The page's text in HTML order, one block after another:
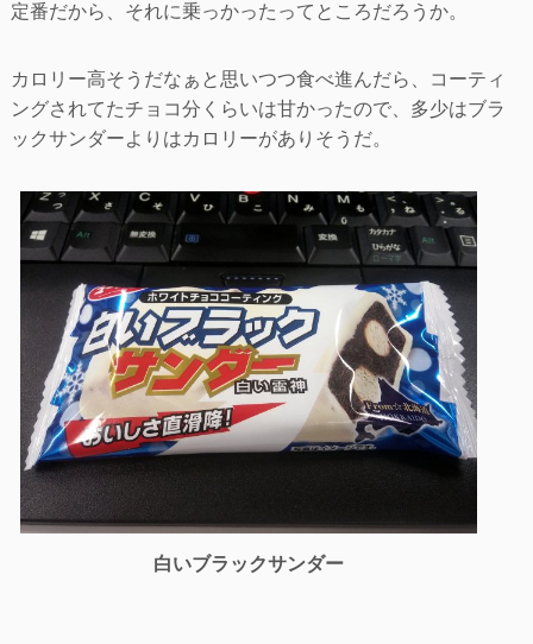
定番だから、それに乗っかったってところだろうか。
カロリー高そうだなぁと思いつつ食べ進んだら、コーティ
ングされてたチョコ分くらいは甘かったので、多少はブラ
ックサンダーよりはカロリーがありそうだ。
白いブラックサンダー